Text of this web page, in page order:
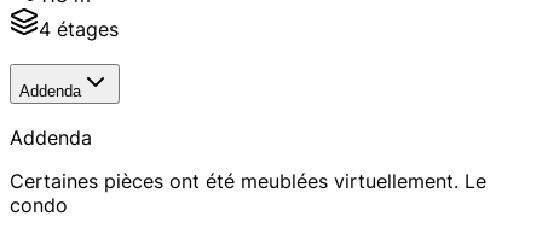
4 étages
Addenda
Addenda
Certaines pièces ont été meublées virtuellement. Le
condo